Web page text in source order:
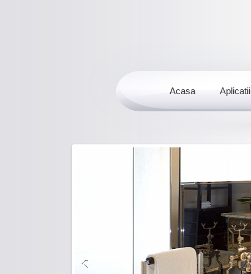
Acasa Aplicatii